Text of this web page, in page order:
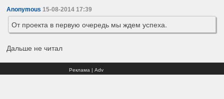
Anonymous 15-08-2014 17:39
От проекта в первую очередь мы ждем успеха.
Дальше не читал
Реклама | Adv